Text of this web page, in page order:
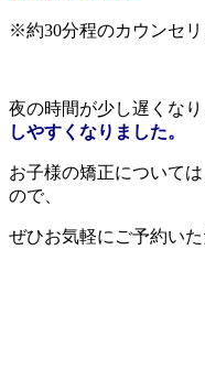
※約30分程のカウンセリ
夜の時間が少し遅くなり
しやすくなりました。
お子様の矯正について
ので、
ぜひお気軽にご予約いた